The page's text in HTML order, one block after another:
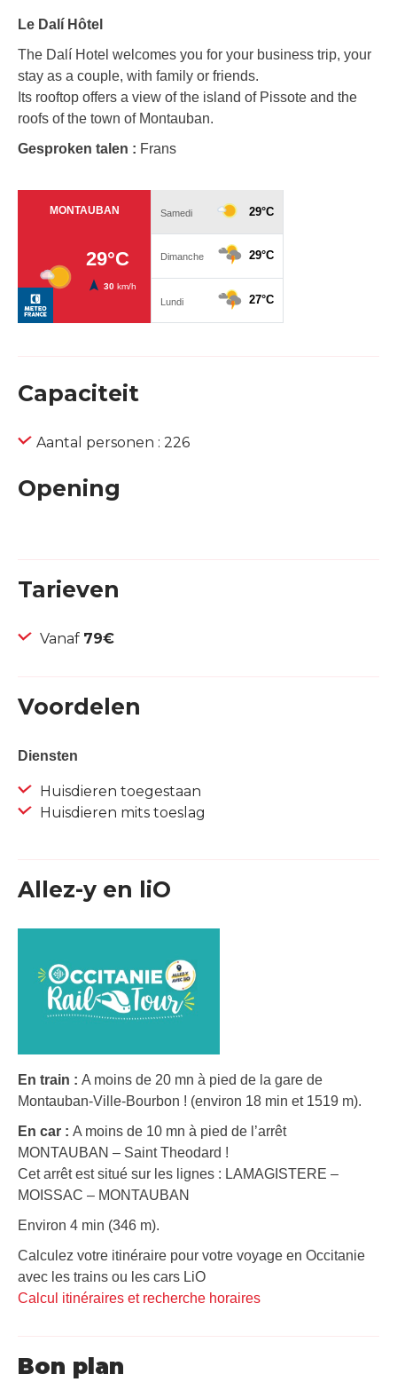
Le Dalí Hôtel
The Dalí Hotel welcomes you for your business trip, your
stay as a couple, with family or friends.
Its rooftop offers a view of the island of Pissote and the
roofs of the town of Montauban.
Gesproken talen : Frans
Capaciteit
Aantal personen : 226
Opening
Tarieven
Vanaf 79€
Voordelen
Diensten
Huisdieren toegestaan
Huisdieren mits toeslag
Allez-y en liO
En train : A moins de 20 mn à pied de la gare de
Montauban-Ville-Bourbon ! (environ 18 min et 1519 m).
En car : A moins de 10 mn à pied de l’arrêt
MONTAUBAN – Saint Theodard !
Cet arrêt est situé sur les lignes : LAMAGISTERE –
MOISSAC – MONTAUBAN
Environ 4 min (346 m).
Calculez votre itinéraire pour votre voyage en Occitanie
avec les trains ou les cars LiO
Calcul itinéraires et recherche horaires
Bon plan